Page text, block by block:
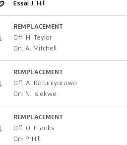
EssaiJ. Hill
REMPLACEMENT
Off: H. Taylor
On: A. Mitchell
REMPLACEMENT
Off: A. Ratuniyarawa
On: N. Isiekwe
REMPLACEMENT
Off: O. Franks
On: P. Hill